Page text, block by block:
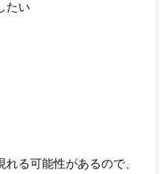
たい
る可能性があるので、